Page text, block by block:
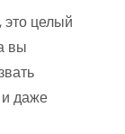
это целый
вы
и даже